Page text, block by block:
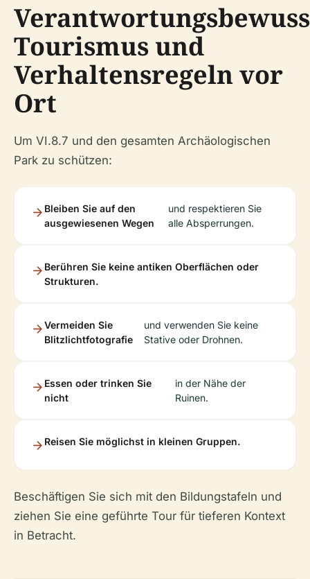
Tourismus und
Verhaltensregeln vor
Ort
Um VI.8.7 und den gesamten Archäologischen
Park zu schützen:
Bleiben Sie auf den
ausgewiesenen Wegen
und respektieren Sie
alle Absperrungen.
Berühren Sie keine antiken Oberflächen oder
Strukturen.
Vermeiden Sie
Blitzlichtfotografie
und verwenden Sie keine
Stative oder Drohnen.
Essen oder trinken Sie
nicht
in der Nähe der
Ruinen.
Reisen Sie möglichst in kleinen Gruppen.
Beschäftigen Sie sich mit den Bildungstafeln und
ziehen Sie eine geführte Tour für tieferen Kontext
in Betracht.